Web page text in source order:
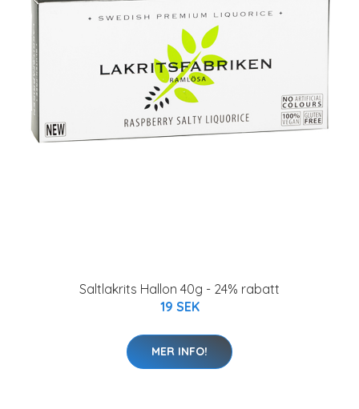
Saltlakrits Hallon 40g - 24% rabatt
19 SEK
MER INFO!